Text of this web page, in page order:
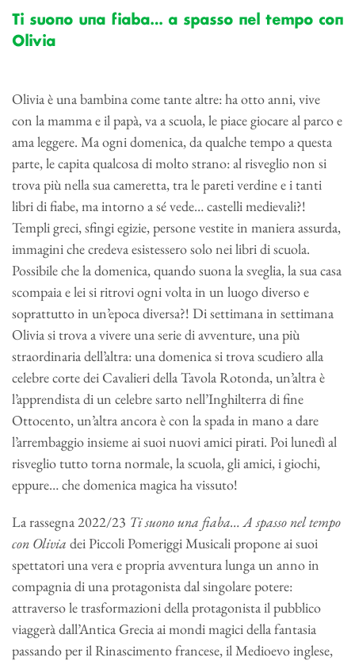
Ti suono una fiaba… a spasso nel tempo con
Olivia
Olivia è una bambina come tante altre: ha otto anni, vive
con la mamma e il papà, va a scuola, le piace giocare al parco e
ama leggere. Ma ogni domenica, da qualche tempo a questa
parte, le capita qualcosa di molto strano: al risveglio non si
trova più nella sua cameretta, tra le pareti verdine e i tanti
libri di fiabe, ma intorno a sé vede… castelli medievali?!
Templi greci, sfingi egizie, persone vestite in maniera assurda,
immagini che credeva esistessero solo nei libri di scuola.
Possibile che la domenica, quando suona la sveglia, la sua casa
scompaia e lei si ritrovi ogni volta in un luogo diverso e
soprattutto in un’epoca diversa?! Di settimana in settimana
Olivia si trova a vivere una serie di avventure, una più
straordinaria dell’altra: una domenica si trova scudiero alla
celebre corte dei Cavalieri della Tavola Rotonda, un’altra è
l’apprendista di un celebre sarto nell’Inghilterra di fine
Ottocento, un’altra ancora è con la spada in mano a dare
l’arrembaggio insieme ai suoi nuovi amici pirati. Poi lunedì al
risveglio tutto torna normale, la scuola, gli amici, i giochi,
eppure… che domenica magica ha vissuto!
La rassegna 2022/23 Ti suono una fiaba… A spasso nel tempo
con Olivia dei Piccoli Pomeriggi Musicali propone ai suoi
spettatori una vera e propria avventura lunga un anno in
compagnia di una protagonista dal singolare potere:
attraverso le trasformazioni della protagonista il pubblico
viaggerà dall’Antica Grecia ai mondi magici della fantasia
passando per il Rinascimento francese, il Medioevo inglese,